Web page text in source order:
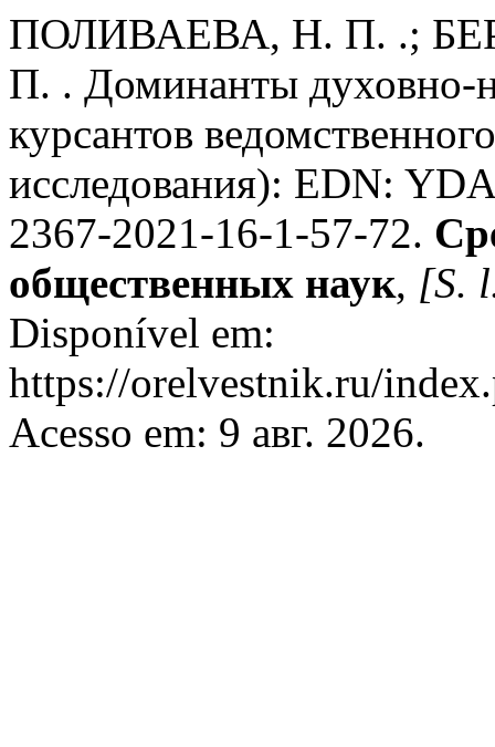
ПОЛИВАЕВА, Н. П. .;
П. . Доминанты духовно-
курсантов
исследования): EDN:
2367-2021-16-1-57-72.
общественных наук, [S.
Disponível em:
https://orelvestnik.ru/
Acesso em: 9 авг. 2026.